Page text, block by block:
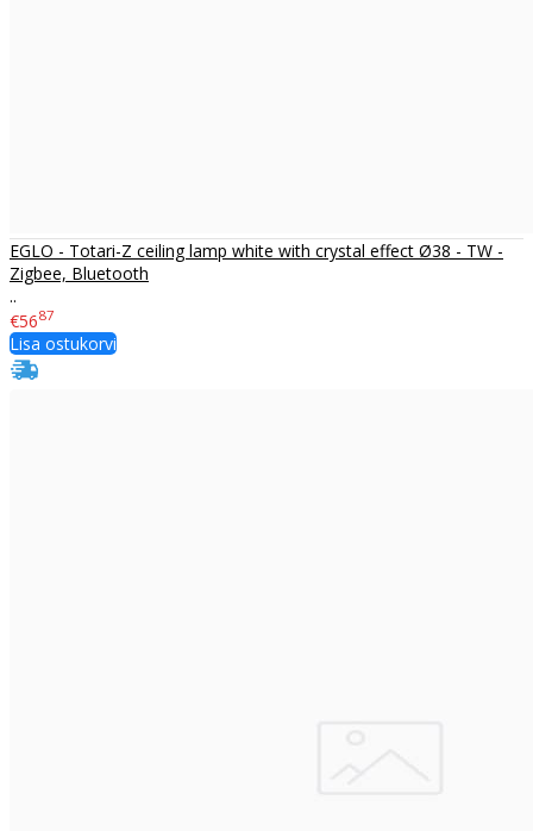
EGLO - Totari-Z ceiling lamp white with crystal effect Ø38 - TW -
Zigbee, Bluetooth
..
€5687
Lisa ostukorvi